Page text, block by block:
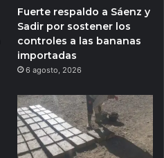
Fuerte respaldo a Sáenz y
Sadir por sostener los
controles a las bananas
importadas
6 agosto, 2026